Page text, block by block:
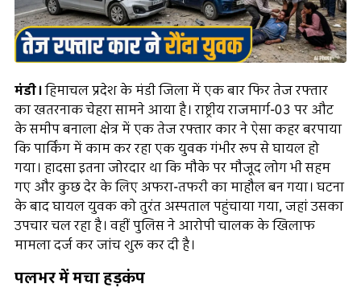
मंडी।हिमाचल प्रदेश के मंडी जिला में एक बार फिर तेज रफ्तार
का खतरनाक चेहरा सामने आया है। राष्ट्रीय राजमार्ग-03 पर औट
के समीप बनाला क्षेत्र में एक तेज रफ्तार कार ने ऐसा कहर बरपाया
कि पार्किंग में काम कर रहा एक युवक गंभीर रूप से घायल हो
गया। हादसा इतना जोरदार था कि मौके पर मौजूद लोग भी सहम
गए और कुछ देर के लिए अफरा-तफरी का माहौल बन गया। घटना
के बाद घायल युवक को तुरंत अस्पताल पहुंचाया गया, जहां उसका
उपचार चल रहा है। वहीं पुलिस ने आरोपी चालक के खिलाफ
मामला दर्ज कर जांच शुरू कर दी है।
पलभर में मचा हड़कंप